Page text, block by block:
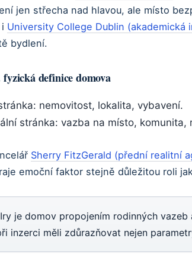
jen střecha nad hlavou, ale místo
University College Dublin (akademická
bydlení.
definice domova
nemovitost, lokalita, vybavení.
stránka: vazba na místo, komunita,
Sherry FitzGerald (přední realitní
emoční faktor stejně důležitou roli
je domov propojením rodinných
inzerci měli zdůrazňovat nejen